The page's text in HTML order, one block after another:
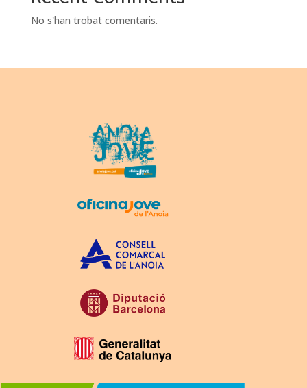
No s'han trobat comentaris.